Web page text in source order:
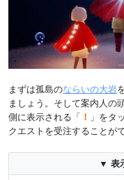
まずは孤島のならいの大岩
ましょう。そして案内人の
側に表示される「 ！ 」をタ
クエストを受注することが
▼ 表